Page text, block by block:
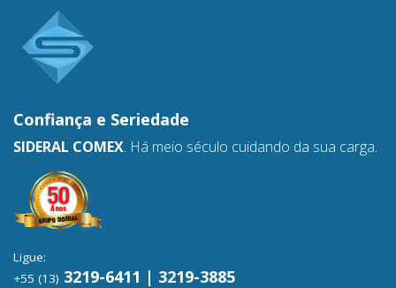
Confiança e Seriedade
SIDERAL COMEX. Há meio século cuidando da sua carga.
Ligue:
+55 (13) 3219-6411 | 3219-3885